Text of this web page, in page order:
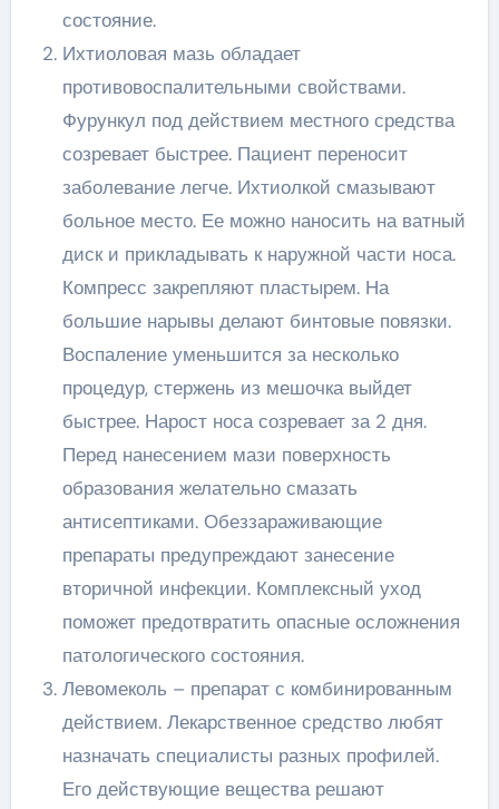
состояние.
Ихтиоловая мазь обладает
противовоспалительными свойствами.
Фурункул под действием местного средства
созревает быстрее. Пациент переносит
заболевание легче. Ихтиолкой смазывают
больное место. Ее можно наносить на ватный
диск и прикладывать к наружной части носа.
Компресс закрепляют пластырем. На
большие нарывы делают бинтовые повязки.
Воспаление уменьшится за несколько
процедур, стержень из мешочка выйдет
быстрее. Нарост носа созревает за 2 дня.
Перед нанесением мази поверхность
образования желательно смазать
антисептиками. Обеззараживающие
препараты предупреждают занесение
вторичной инфекции. Комплексный уход
поможет предотвратить опасные осложнения
патологического состояния.
Левомеколь – препарат с комбинированным
действием. Лекарственное средство любят
назначать специалисты разных профилей.
Его действующие вещества решают